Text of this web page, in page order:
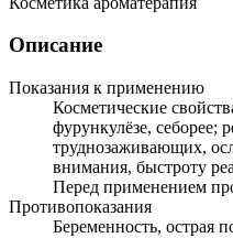
Описание
Показания к применению
Косметические
фурункулёзе, себорее;
труднозаживающих,
внимания, быстроту
Перед применением
Противопоказания
Беременность, острая